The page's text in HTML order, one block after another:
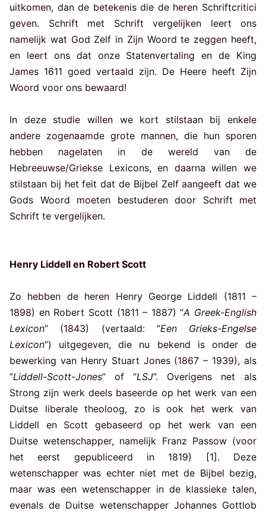
uitkomen, dan de betekenis die de heren Schriftcritici
geven. Schrift met Schrift vergelijken leert ons
namelijk wat God Zelf in Zijn Woord te zeggen heeft,
en leert ons dat onze Statenvertaling en de King
James 1611 goed vertaald zijn. De Heere heeft Zijn
Woord voor ons bewaard!
In deze studie willen we kort stilstaan bij enkele
andere zogenaamde grote mannen, die hun sporen
hebben nagelaten in de wereld van de
Hebreeuwse/Griekse Lexicons, en daarna willen we
stilstaan bij het feit dat de Bijbel Zelf aangeeft dat we
Gods Woord moeten bestuderen door Schrift met
Schrift te vergelijken.
Henry Liddell en Robert Scott
Zo hebben de heren Henry George Liddell (1811 –
1898) en Robert Scott (1811 – 1887) “A Greek-English
Lexicon” (1843) (vertaald: “Een Grieks-Engelse
Lexicon”) uitgegeven, die nu bekend is onder de
bewerking van Henry Stuart Jones (1867 – 1939), als
“Liddell-Scott-Jones” of “LSJ”. Overigens net als
Strong zijn werk deels baseerde op het werk van een
Duitse liberale theoloog, zo is ook het werk van
Liddell en Scott gebaseerd op het werk van een
Duitse wetenschapper, namelijk Franz Passow (voor
het eerst gepubliceerd in 1819) [1]. Deze
wetenschapper was echter niet met de Bijbel bezig,
maar was een wetenschapper in de klassieke talen,
evenals de Duitse wetenschapper Johannes Gottlob